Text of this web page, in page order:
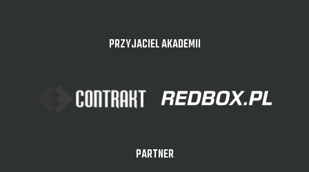
PRZYJACIEL AKADEMII
PARTNER